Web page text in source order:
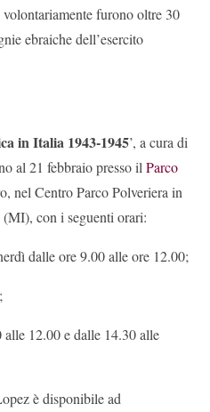
furono oltre 30
ebraiche dell’esercito
in Italia 1943-1945’, a cura di
al 21 febbraio presso il Parco
nel Centro Parco Polveriera in
con i seguenti orari:
dalle ore 9.00 alle ore 12.00;
alle 12.00 e dalle 14.30 alle
è disponibile ad